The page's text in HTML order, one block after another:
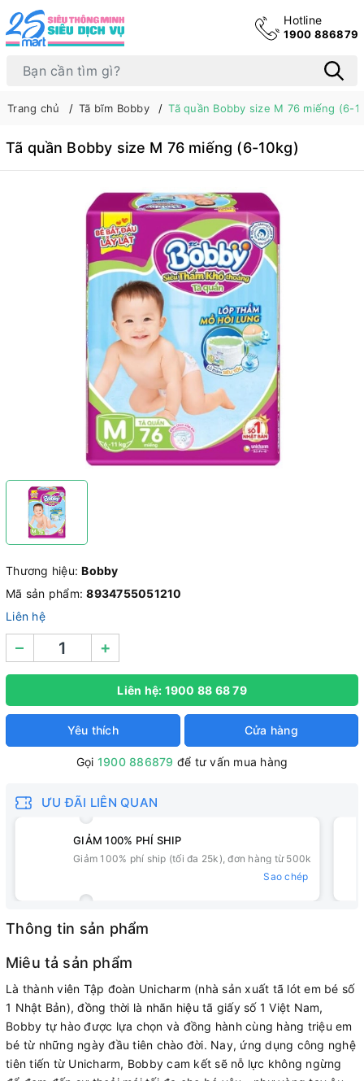
Hotline
1900 886879
Trang chủ Tã bĩm Bobby Tã quần Bobby size M 76 miếng (6-
Tã quần Bobby size M 76 miếng (6-10kg)
Thương hiệu:Bobby
Mã sản phẩm:8934755051210
Liên hệ
– +
Liên hệ: 1900 88 68 79
Yêu thích Cửa hàng
Gọi 1900 886879 để tư vấn mua hàng
ƯU ĐÃI LIÊN QUAN
GIẢM 100% PHÍ SHIP
Giảm 100% phí ship (tối đa 25k), đơn hàng từ 500k
Sao chép
Thông tin sản phẩm
Miêu tả sản phẩm
Là thành viên Tập đoàn Unicharm (nhà sản xuất tã lót em bé số
1 Nhật Bản), đồng thời là nhãn hiệu tã giấy số 1 Việt Nam,
Bobby tự hào được lựa chọn và đồng hành cùng hàng triệu em
bé từ những ngày đầu tiên chào đời. Nay, ứng dụng công nghệ
tiên tiến từ Unicharm, Bobby cam kết sẽ nỗ lực không ngừng